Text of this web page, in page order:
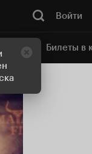
Войти
Билеты в